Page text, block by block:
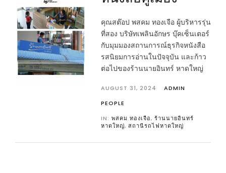
คุณสต๊อป พสคม ทองเจือ ผู้บริหารรุ่น
ที่สอง บริษัทเพลินอักษร บุ๊คเซ็นเตอร์
กับมุมมองสถานการณ์ธุรกิจหนังสือ
รสนิยมการอ่านในปัจจุบัน และก้าว
ต่อไปของร้านนายอินทร์ หาดใหญ่
AUGUST 31, 2024
ADMIN
PEOPLE
IN: พสคม ทองเจือ, ร้านนายอินทร์
หาดใหญ่, สถานีรถไฟหาดใหญ่